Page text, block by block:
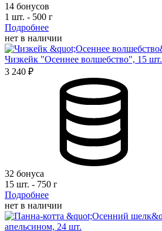
14 бонусов
1 шт. - 500 г
Подробнее
нет в наличии
Чизкейк "Осеннее волшебство", 15 шт.
3 240 ₽
32 бонуса
15 шт. - 750 г
Подробнее
нет в наличии